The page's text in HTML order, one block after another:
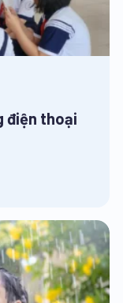
điện thoại